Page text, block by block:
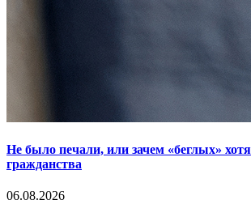
Не было печали, или зачем «беглых»
гражданства
06.08.2026